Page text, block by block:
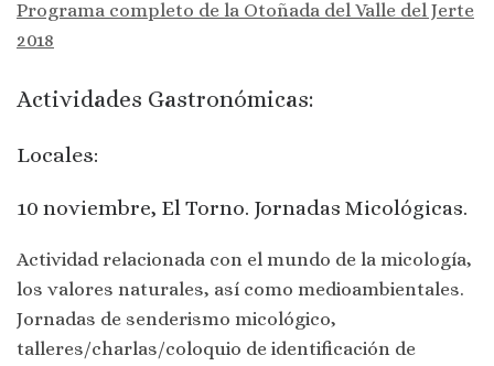
Programa completo de la Otoñada del Valle del Jerte
2018
Actividades Gastronómicas:
Locales:
10 noviembre, El Torno. Jornadas Micológicas.
Actividad relacionada con el mundo de la micología,
los valores naturales, así como medioambientales.
Jornadas de senderismo micológico,
talleres/charlas/coloquio de identificación de